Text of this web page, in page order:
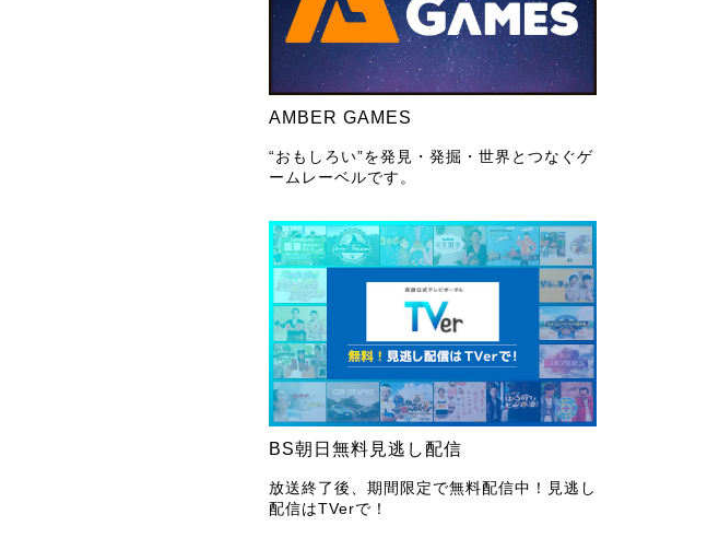
AMBER GAMES
“おもしろい”を発見・発掘・世界とつなぐゲ
ームレーベルです。
BS朝日無料見逃し配信
放送終了後、期間限定で無料配信中！見逃し
配信はTVerで！